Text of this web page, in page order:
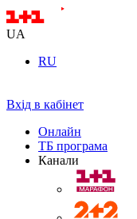
UA
RU
Вхід в кабінет
Онлайн
ТБ програма
Канали